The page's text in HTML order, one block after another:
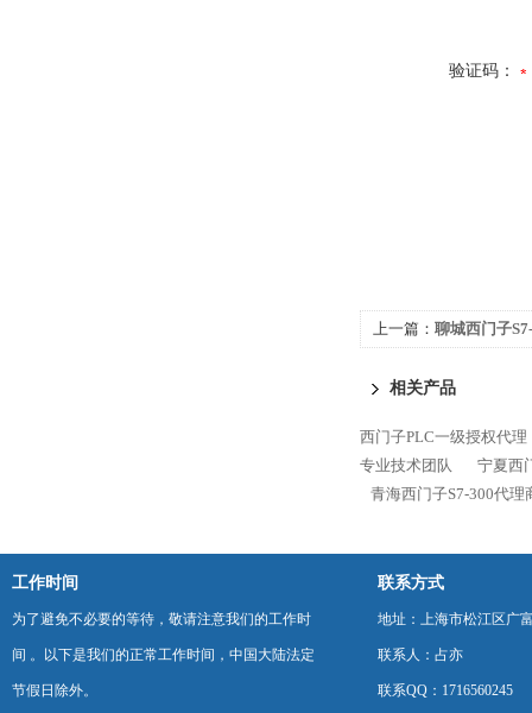
验证码：
上一篇： 聊城西门子
相关产品
西门子PLC一级授权代理
专业技术团队
宁夏西
青海西门子S7-300代理
工作时间
为了避免不必要的等待，敬请注意我们的工作时
间 。以下是我们的正常工作时间，中国大陆法定
节假日除外。
联系方式
地址：上海市松江区广
联系人：占亦
联系QQ：1716560245